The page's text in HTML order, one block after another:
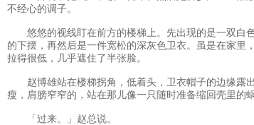
不经心的调子。
悠悠的视线盯在前方的楼梯上。先出现的是一双白
的下摆，再然后是一件宽松的深灰色卫衣。虽是在家里
拉得很低，几乎遮住了半张脸。
赵博雄站在楼梯拐角，低着头，卫衣帽子的边缘露
瘦，肩膀窄窄的，站在那儿像一只随时准备缩回壳里的蜗
「过来。」赵总说。